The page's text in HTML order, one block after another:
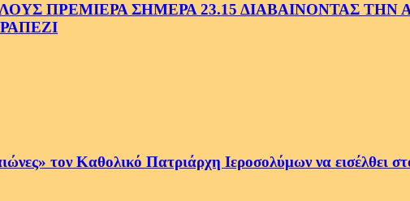
ΠΡΕΜΙΕΡΑ ΣΗΜΕΡΑ 23.15 ΔΙΑΒΑΙΝΟΝΤΑΣ ΤΗΝ
τον Καθολικό Πατριάρχη Ιεροσολύμων να εισέλθει